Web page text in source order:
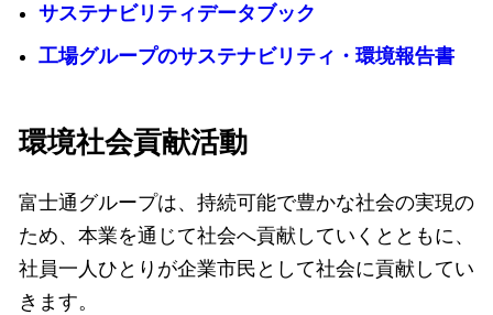
サステナビリティデータブック
工場グループのサステナビリティ・環境報告書
環境社会貢献活動
富士通グループは、持続可能で豊かな社会の実現の
ため、本業を通じて社会へ貢献していくとともに、
社員一人ひとりが企業市民として社会に貢献してい
きます。